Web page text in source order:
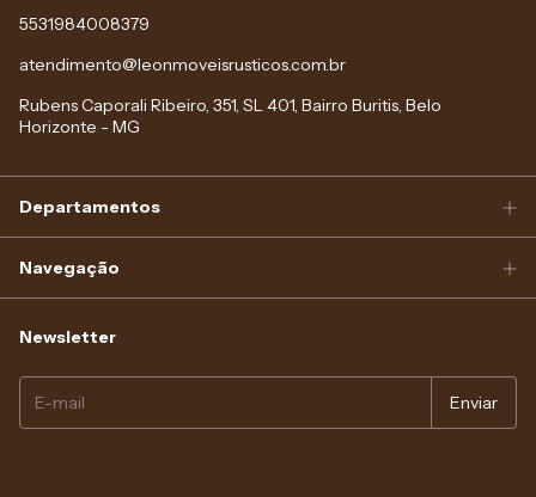
5531984008379
atendimento@leonmoveisrusticos.com.br
Rubens Caporali Ribeiro, 351, SL 401, Bairro Buritis, Belo
Horizonte - MG
Departamentos
Navegação
Newsletter